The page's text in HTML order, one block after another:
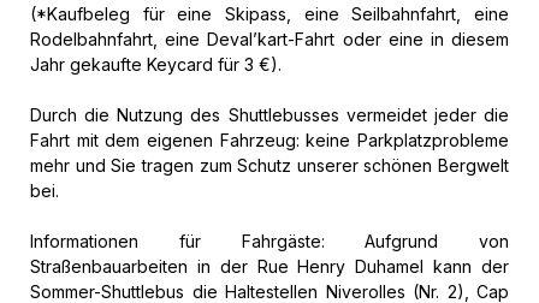
(*Kaufbeleg für eine Skipass, eine Seilbahnfahrt, eine
Rodelbahnfahrt, eine Deval’kart-Fahrt oder eine in diesem
Jahr gekaufte Keycard für 3 €).
Durch die Nutzung des Shuttlebusses vermeidet jeder die
Fahrt mit dem eigenen Fahrzeug: keine Parkplatzprobleme
mehr und Sie tragen zum Schutz unserer schönen Bergwelt
bei.
Informationen für Fahrgäste: Aufgrund von
Straßenbauarbeiten in der Rue Henry Duhamel kann der
Sommer-Shuttlebus die Haltestellen Niverolles (Nr. 2), Cap